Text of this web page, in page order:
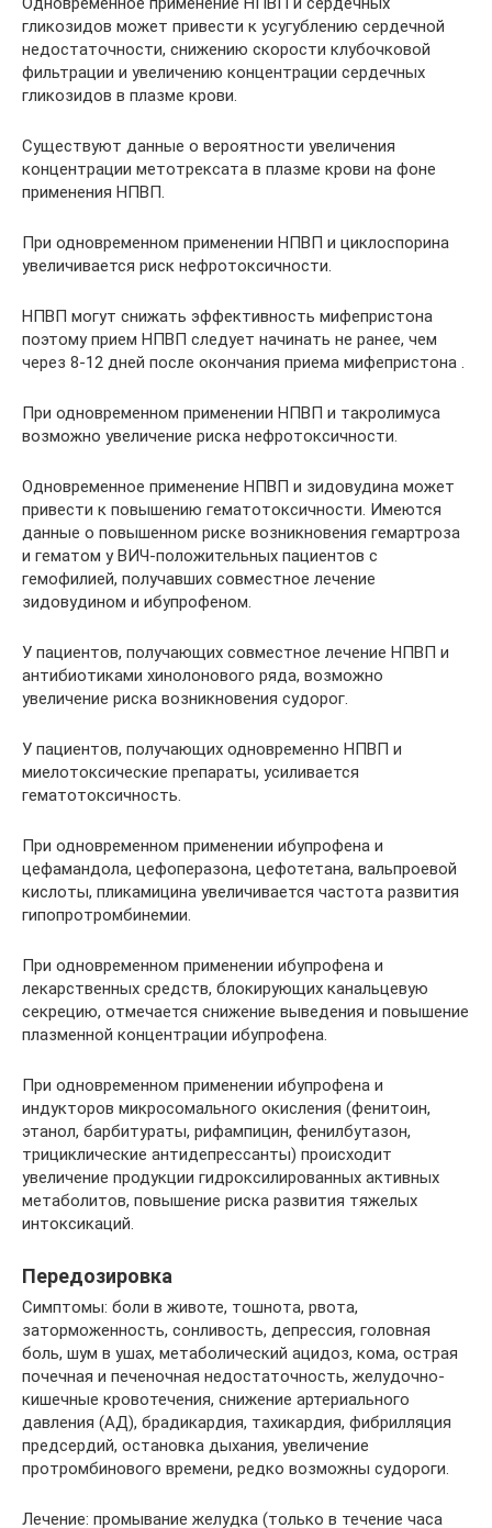
гликозидов может привести к усугублению сердечной
недостаточности, снижению скорости клубочковой
фильтрации и увеличению концентрации сердечных
гликозидов в плазме крови.
Существуют данные о вероятности увеличения
концентрации метотрексата в плазме крови на фоне
применения НПВП.
При одновременном применении НПВП и циклоспорина
увеличивается риск нефротоксичности.
НПВП могут снижать эффективность мифепристона
поэтому прием НПВП следует начинать не ранее, чем
через 8-12 дней после окончания приема мифепристона .
При одновременном применении НПВП и такролимуса
возможно увеличение риска нефротоксичности.
Одновременное применение НПВП и зидовудина может
привести к повышению гематотоксичности. Имеются
данные о повышенном риске возникновения гемартроза
и гематом у ВИЧ-положительных пациентов с
гемофилией, получавших совместное лечение
зидовудином и ибупрофеном.
У пациентов, получающих совместное лечение НПВП и
антибиотиками хинолонового ряда, возможно
увеличение риска возникновения судорог.
У пациентов, получающих одновременно НПВП и
миелотоксические препараты, усиливается
гематотоксичность.
При одновременном применении ибупрофена и
цефамандола, цефоперазона, цефотетана, вальпроевой
кислоты, пликамицина увеличивается частота развития
гипопротромбинемии.
При одновременном применении ибупрофена и
лекарственных средств, блокирующих канальцевую
секрецию, отмечается снижение выведения и повышение
плазменной концентрации ибупрофена.
При одновременном применении ибупрофена и
индукторов микросомального окисления (фенитоин,
этанол, барбитураты, рифампицин, фенилбутазон,
трициклические антидепрессанты) происходит
увеличение продукции гидроксилированных активных
метаболитов, повышение риска развития тяжелых
интоксикаций.
Передозировка
Симптомы: боли в животе, тошнота, рвота,
заторможенность, сонливость, депрессия, головная
боль, шум в ушах, метаболический ацидоз, кома, острая
почечная и печеночная недостаточность, желудочно-
кишечные кровотечения, снижение артериального
давления (АД), брадикардия, тахикардия, фибрилляция
предсердий, остановка дыхания, увеличение
протромбинового времени, редко возможны судороги.
Лечение: промывание желудка (только в течение часа